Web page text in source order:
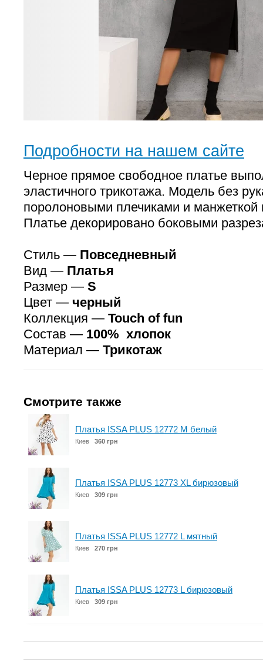
Подробности на нашем сайте
Черное прямое свободное платье
эластичного трикотажа. Модель без
поролоновыми плечиками и манжеткой
Платье декорировано боковыми
Стиль — Повседневный
Вид — Платья
Размер — S
Цвет — черный
Коллекция — Touch of fun
Состав — 100% хлопок
Материал — Трикотаж
Смотрите также
Платья ISSA PLUS 12772 M белый
Киев 360 грн
Платья ISSA PLUS 12773 XL бирюзовый
Киев 309 грн
Платья ISSA PLUS 12772 L мятный
Киев 270 грн
Платья ISSA PLUS 12773 L бирюзовый
Киев 309 грн